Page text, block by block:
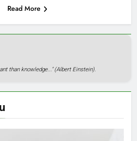
Read More
than knowledge..." (Albert Einstein).